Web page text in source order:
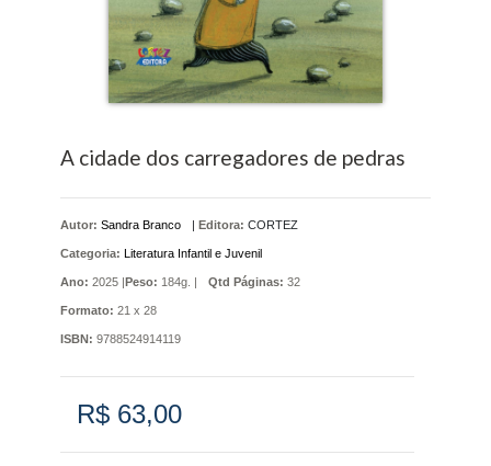
A cidade dos carregadores de pedras
Autor: Sandra Branco | Editora: CORTEZ
Categoria: Literatura Infantil e Juvenil
Ano: 2025 |Peso: 184g. | Qtd Páginas: 32
Formato: 21 x 28
ISBN: 9788524914119
R$ 63,00